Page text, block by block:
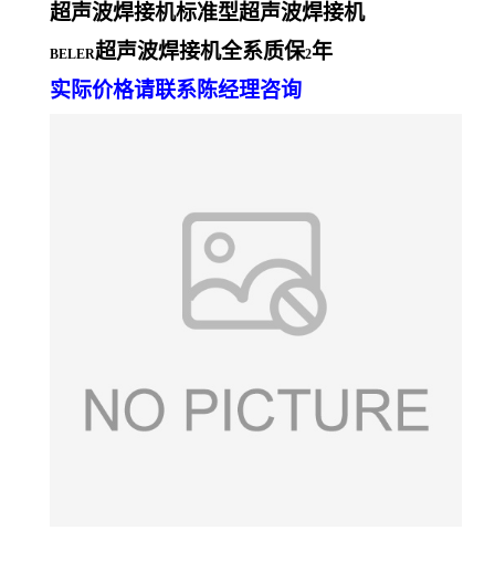
超声波焊接机标准型超声波焊接机
BELER超声波焊接机全系质保2年
实际价格请联系陈经理咨询